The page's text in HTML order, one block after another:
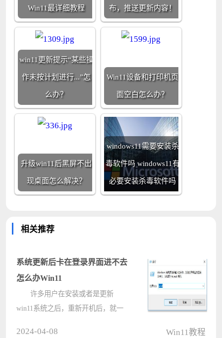
Win11最详细教程 布，推送更新内容！
win11更新提示“某些操
作未按计划进行...”怎
么办？
Win11设备和打印机页
面空白怎么办？
升级win11后黑屏不出
现桌面怎么解决？
windows11需要安装杀
毒软件吗 windows11有
必要安装杀毒软件吗
相关推荐
系统更新后卡在登录界面进不去
怎么办Win11
许多用户在安装或者是更新
win11系统之后，重新开机后，就一
2024-04-08 Win11教程